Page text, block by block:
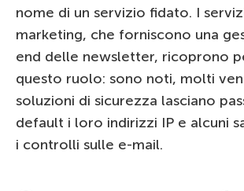
nome di un servizio fidato. I
marketing, che forniscono una
end delle newsletter, ricoprono
questo ruolo: sono noti, molti
soluzioni di sicurezza lasciano
default i loro indirizzi IP e alcuni
i controlli sulle e-mail.